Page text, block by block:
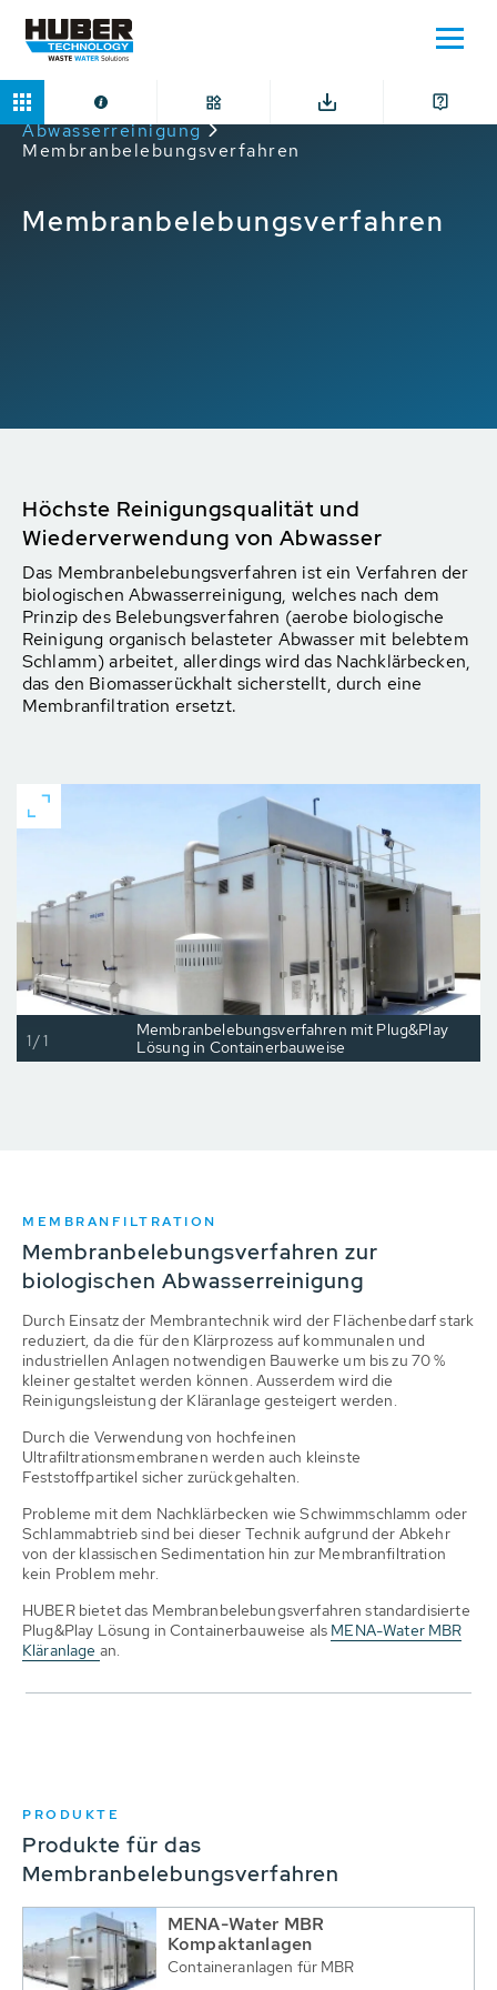
Home Anwendungen
Weitergehende
Abwasserreinigung
Membranbelebungsverfahren
Membranbelebungsverfahren
Höchste Reinigungsqualität und
Wiederverwendung von Abwasser
Das Membranbelebungsverfahren ist ein Verfahren der
biologischen Abwasserreinigung, welches nach dem
Prinzip des Belebungsverfahren (aerobe biologische
Reinigung organisch belasteter Abwasser mit belebtem
Schlamm) arbeitet, allerdings wird das Nachklärbecken,
das den Biomasserückhalt sicherstellt, durch eine
Membranfiltration ersetzt.
Membranbelebungsverfahren mit Plug&Play
Lösung in Containerbauweise
1/1
MEMBRANFILTRATION
Membranbelebungsverfahren zur
biologischen Abwasserreinigung
Durch Einsatz der Membrantechnik wird der Flächenbedarf stark
reduziert, da die für den Klärprozess auf kommunalen und
industriellen Anlagen notwendigen Bauwerke um bis zu 70 %
kleiner gestaltet werden können. Ausserdem wird die
Reinigungsleistung der Kläranlage gesteigert werden.
Durch die Verwendung von hochfeinen
Ultrafiltrationsmembranen werden auch kleinste
Feststoffpartikel sicher zurückgehalten.
Probleme mit dem Nachklärbecken wie Schwimmschlamm oder
Schlammabtrieb sind bei dieser Technik aufgrund der Abkehr
von der klassischen Sedimentation hin zur Membranfiltration
kein Problem mehr.
HUBER bietet das Membranbelebungsverfahren standardisierte
Plug&Play Lösung in Containerbauweise als MENA-Water MBR
Kläranlage an.
PRODUKTE
Produkte für das
Membranbelebungsverfahren
MENA-Water MBR
Kompaktanlagen
Containeranlagen für MBR